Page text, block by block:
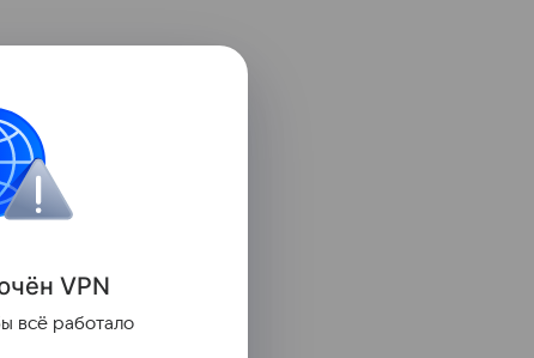
что нашла
дочь
в море 70
ён VPN
всё работало